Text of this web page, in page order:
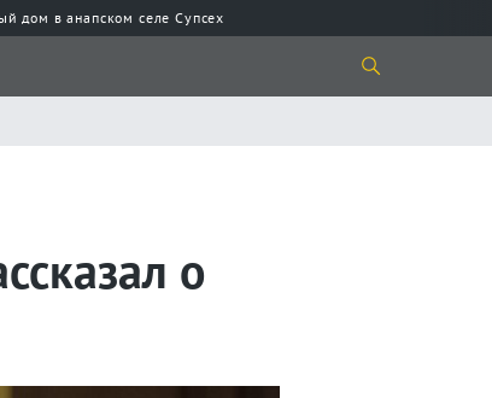
дом в анапском селе Супсех
о